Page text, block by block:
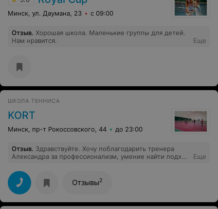
Минск, ул. Даумана, 23 с 09:00
Отзыв. Хорошая школа. Маленькие группы для детей.
Нам нравится.
Еще
ШКОЛА ТЕННИСА
KORT
Минск, пр-т Рокоссовского, 44 до 23:00
Отзыв. Здравствуйте. Хочу поблагодарить тренера
Александра за профессионализм, умение найти подход
каждую тренировку интересной и продуктивной.
Теперь с удовольствием провожу время с друзьями на
корте)) Спасибо огромное любимому тренеру!!!
Еще
Отзывы2